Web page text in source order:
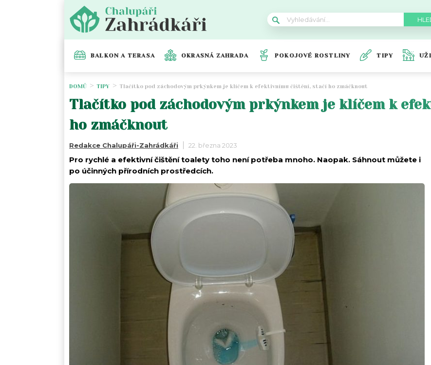
BALKON A TERASA OKRASNÁ ZAHRADA POKOJOVÉ ROSTLINY TIPY
DOMŮ TIPY Tlačítko pod záchodovým prkýnkem je klíčem k efektivnímu čištění, stačí ho zmáčknout
Tlačítko pod záchodovým prkýnkem je klíčem k
ho zmáčknout
Redakce Chalupáři-Zahrádkáři 22. března 2023
Pro rychlé a efektivní čištění toalety toho není potřeba mnoho. Naopak. Sáhnout můžete i
po účinných přírodních prostředcích.